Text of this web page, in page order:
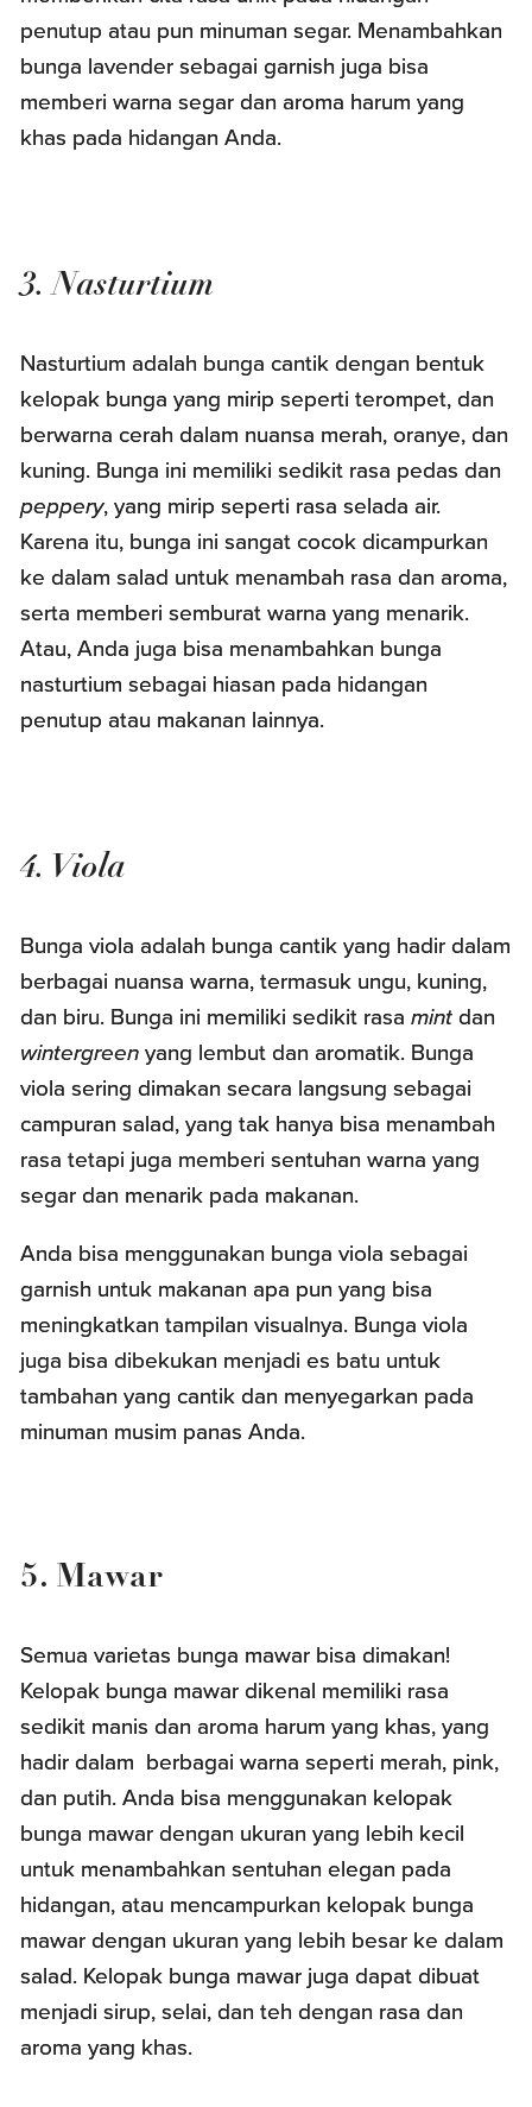
penutup atau pun minuman segar. Menambahkan
bunga lavender sebagai garnish juga bisa
memberi warna segar dan aroma harum yang
khas pada hidangan Anda.
3. Nasturtium
Nasturtium adalah bunga cantik dengan bentuk
kelopak bunga yang mirip seperti terompet, dan
berwarna cerah dalam nuansa merah, oranye, dan
kuning. Bunga ini memiliki sedikit rasa pedas dan
peppery, yang mirip seperti rasa selada air.
Karena itu, bunga ini sangat cocok dicampurkan
ke dalam salad untuk menambah rasa dan aroma,
serta memberi semburat warna yang menarik.
Atau, Anda juga bisa menambahkan bunga
nasturtium sebagai hiasan pada hidangan
penutup atau makanan lainnya.
4. Viola
Bunga viola adalah bunga cantik yang hadir dalam
berbagai nuansa warna, termasuk ungu, kuning,
dan biru. Bunga ini memiliki sedikit rasamint dan
wintergreen yang lembut dan aromatik. Bunga
viola sering dimakan secara langsung sebagai
campuran salad, yang tak hanya bisa menambah
rasa tetapi juga memberi sentuhan warna yang
segar dan menarik pada makanan.
Anda bisa menggunakan bunga viola sebagai
garnish untuk makanan apa pun yang bisa
meningkatkan tampilan visualnya. Bunga viola
juga bisa dibekukan menjadi es batu untuk
tambahan yang cantik dan menyegarkan pada
minuman musim panas Anda.
5. Mawar
Semua varietas bunga mawar bisa dimakan!
Kelopak bunga mawar dikenal memiliki rasa
sedikit manis dan aroma harum yang khas, yang
hadir dalam berbagai warna seperti merah, pink,
dan putih. Anda bisa menggunakan kelopak
bunga mawar dengan ukuran yang lebih kecil
untuk menambahkan sentuhan elegan pada
hidangan, atau mencampurkan kelopak bunga
mawar dengan ukuran yang lebih besar ke dalam
salad. Kelopak bunga mawar juga dapat dibuat
menjadi sirup, selai, dan teh dengan rasa dan
aroma yang khas.